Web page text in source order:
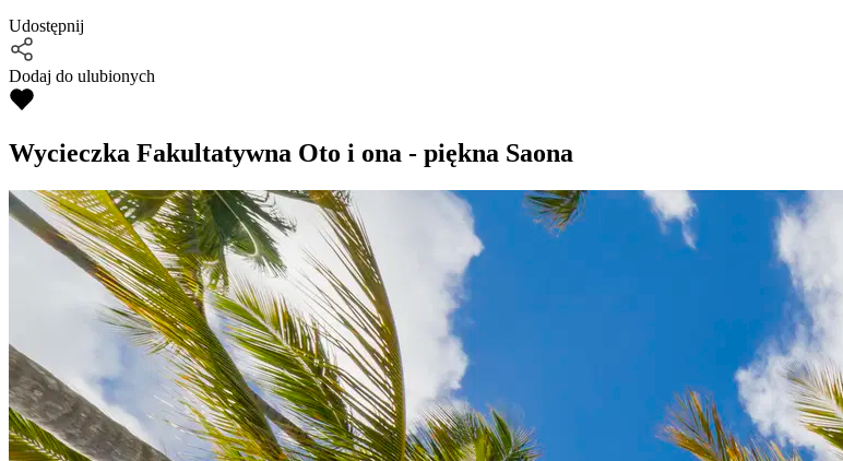
Udostępnij
Dodaj do ulubionych
Wycieczka Fakultatywna Oto i ona - piękna Saona